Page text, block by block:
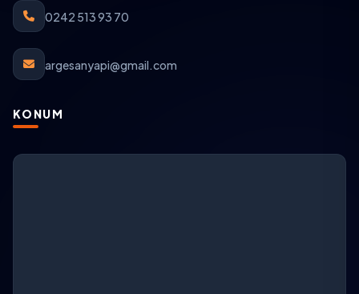
0242 513 93 70
argesanyapi@gmail.com
KONUM